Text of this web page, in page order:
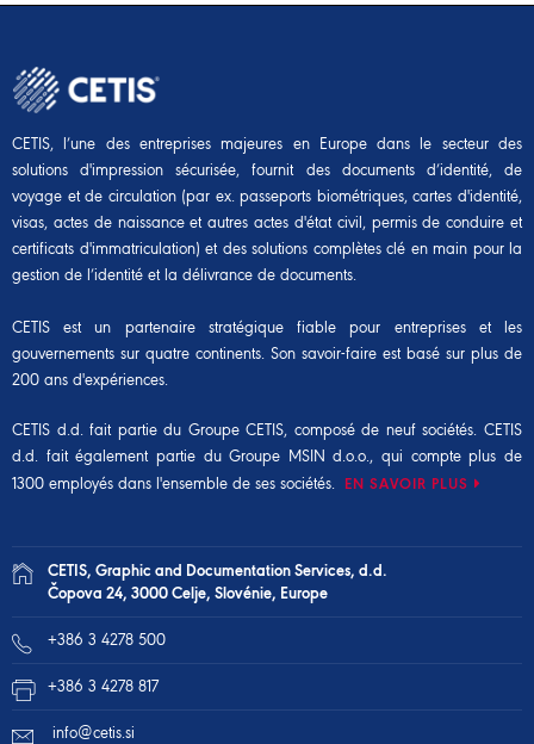
CETIS, l’une des entreprises majeures en Europe dans le secteur des
solutions d'impression sécurisée, fournit des documents d’identité, de
voyage et de circulation (par ex. passeports biométriques, cartes d'identité,
visas, actes de naissance et autres actes d'état civil, permis de conduire et
certificats d'immatriculation) et des solutions complètes clé en main pour la
gestion de l’identité et la délivrance de documents.
CETIS est un partenaire stratégique fiable pour entreprises et les
gouvernements sur quatre continents. Son savoir-faire est basé sur plus de
200 ans d'expériences.
CETIS d.d. fait partie du Groupe CETIS, composé de neuf sociétés. CETIS
d.d. fait également partie duGroupe MSIN d.o.o., qui compte plus de
1300 employés dans l'ensemble de ses sociétés. EN SAVOIR PLUS
CETIS, Graphic and Documentation Services, d.d.
Čopova 24, 3000 Celje, Slovénie, Europe
+386 3 4278 500
+386 3 4278 817
info@cetis.si